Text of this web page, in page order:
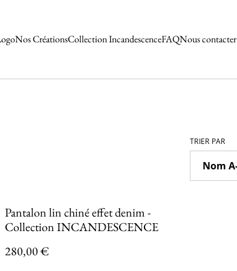
Nos CréationsCollection IncandescenceFAQNous contacter
TRIER PAR
Pantalon lin chiné effet denim -
Collection INCANDESCENCE
280,00 €